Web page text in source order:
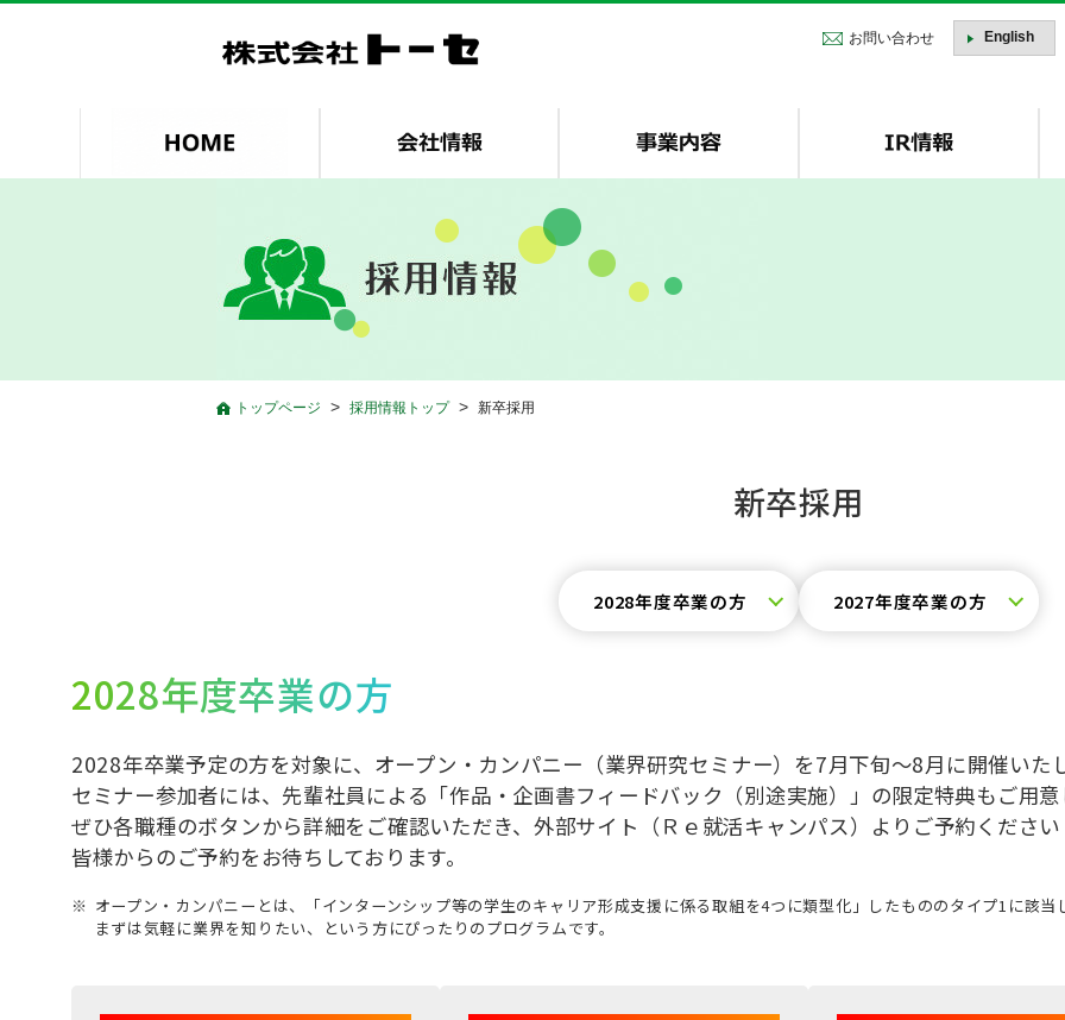
株式会社トーセ - TOSE Software Co., Ltd.
お問い合わせ English
トップページ > 採用情報トップ > 新卒採用
新卒採用
2028年度卒業の方 2027年度卒業の方
2028年度卒業の方
2028年卒業予定の方を対象に、オープン・カンパニー（業界研究セミナー）を7月下旬～8月に開催いたし
セミナー参加者には、先輩社員による「作品・企画書フィードバック（別途実施）」の限定特典もご用意
ぜひ各職種のボタンから詳細をご確認いただき、外部サイト（Ｒｅ就活キャンパス）よりご予約ください
皆様からのご予約をお待ちしております。
オープン・カンパニーとは、「インターンシップ等の学生のキャリア形成支援に係る取組を4つに類型化」したもののタイプ1に該当
まずは気軽に業界を知りたい、という方にぴったりのプログラムです。